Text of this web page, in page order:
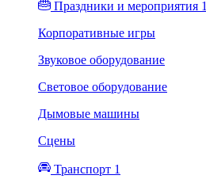
Праздники и мероприятия 1
Корпоративные игры
Звуковое оборудование
Световое оборудование
Дымовые машины
Сцены
Транспорт 1